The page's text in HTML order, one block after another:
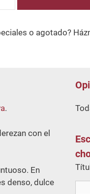
o agotado?
.
con el
En
denso, dulce